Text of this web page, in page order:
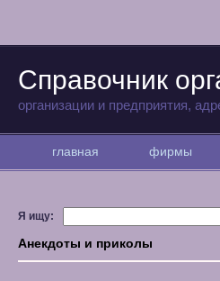
Справочник
организации и предприятия,
главная фирмы
Я ищу:
Анекдоты и приколы